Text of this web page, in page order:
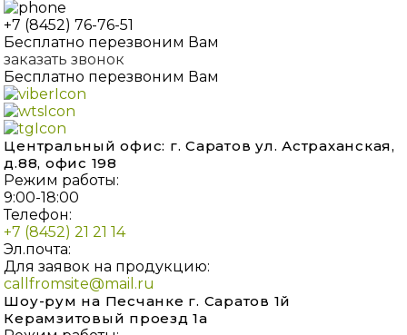
+7 (8452) 76-76-51
Бесплатно перезвоним Вам
заказать звонок
Бесплатно перезвоним Вам
Центральный офис: г. Саратов ул. Астраханская,
д.88, офис 198
Режим работы:
9:00-18:00
Телефон:
+7 (8452) 21 21 14
Эл.почта:
Для заявок на продукцию:
callfromsite@mail.ru
Шоу-рум на Песчанке г. Саратов 1й
Керамзитовый проезд 1а